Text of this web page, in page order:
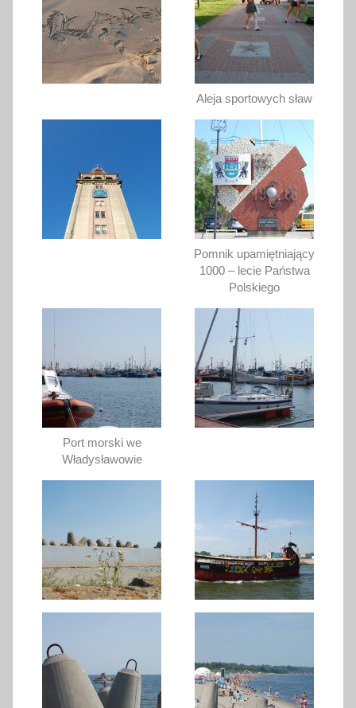
Aleja sportowych sław
Pomnik upamiętniający
1000 – lecie Państwa
Polskiego
Port morski we
Władysławowie